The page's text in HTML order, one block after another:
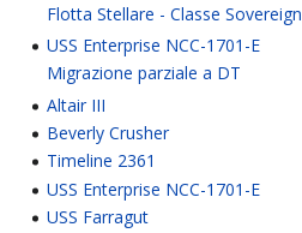
Flotta Stellare - Classe Sovereign
USS Enterprise NCC-1701-E
Migrazione parziale a DT
Altair III
Beverly Crusher
Timeline 2361
USS Enterprise NCC-1701-E
USS Farragut